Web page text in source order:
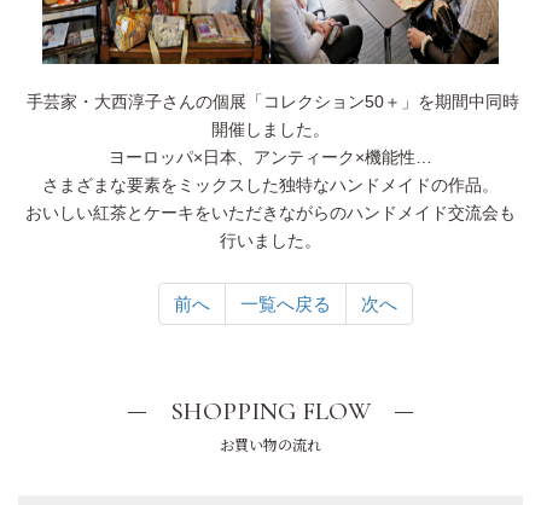
手芸家・大西淳子さんの個展「コレクション50＋」を期間中同時
開催しました。
ヨーロッパ×日本、アンティーク×機能性…
さまざまな要素をミックスした独特なハンドメイドの作品。
おいしい紅茶とケーキをいただきながらのハンドメイド交流会も
行いました。
前へ 一覧へ戻る 次へ
SHOPPING FLOW
お買い物の流れ